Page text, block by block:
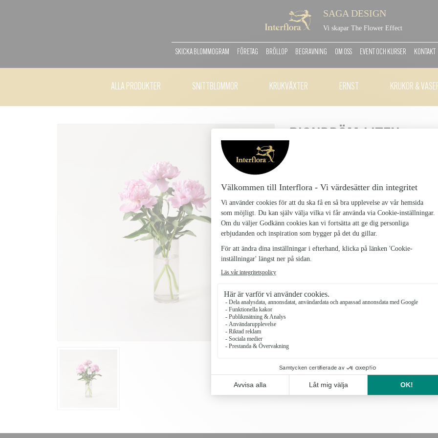
SAGA DESIGN
Vi skapar The Flower Effect
SKICKA BLOMMOGRAM FÖRETAG BRÖLLOP BEGRAVNING OM OSS EVENT OCH KURSER KONTAKT
ALLA PRODUKTER SNITTBLOMMOR KRUKVÄXTER ERNST KRUKOR &
PIONDRÖM LITEN
grönt för att göra sig sedd. Här är det de rosa
OBS Vas ingår ej.
Piondröm Liten 319 kr
Piondröm Mellan
Piondröm Stor